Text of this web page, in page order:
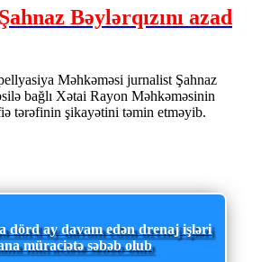
Bəylərqızını azad
Məhkəməsi jurnalist Şahnaz
bağlı Xətai Rayon Məhkəməsinin
tərəfinin şikayətini təmin etməyib.
dörd ay davam edən drenaj işləri
müraciətə səbəb olub